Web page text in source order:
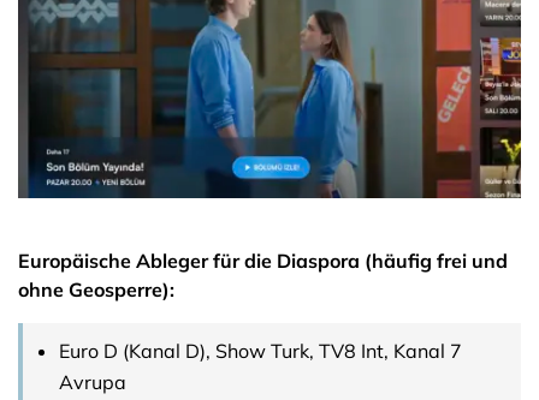
Europäische Ableger für die Diaspora (häufig frei und
ohne Geosperre):
Euro D (Kanal D), Show Turk, TV8 Int, Kanal 7
Avrupa